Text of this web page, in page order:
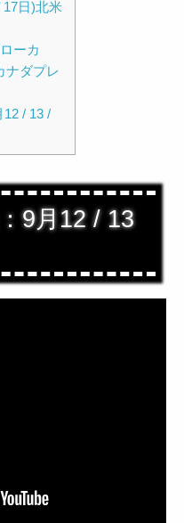
17日)北米
ーカ
ナダプレ
12 / 13 /
9月12 / 13